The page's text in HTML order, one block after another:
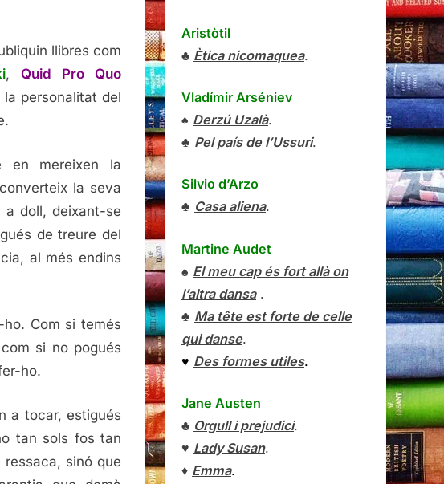
llibres com
,Quid Pro Quo
personalitat del
en mereixen la
la seva
a doll, deixant-se
de treure del
al més endins
Com si temés
si no pogués
ho.
a tocar, estigués
tan sols fos tan
sinó que
Aristòtil
♣ Ètica nicomaquea.
Vladímir Arséniev
♠ Derzú Uzalà.
♣ Pel país de l’Ussuri.
Silvio d’Arzo
♣ Casa aliena.
Martine Audet
♠ El meu cap és fort allà on
l’altra dansa.
♣ Ma tête est forte de celle
qui danse.
♥ Des formes utiles.
Jane Austen
♣ Orgull i prejudici.
♥ Lady Susan.
♦ Emma.